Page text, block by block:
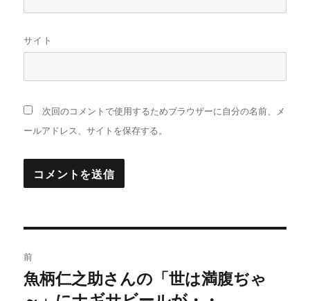
サイト
次回のコメントで使用するためブラウザーに自分の名前、メ
ールアドレス、サイトを保存する。
稿
前
過
去
魚柄仁之助さんの「世は満腹ぢゃ